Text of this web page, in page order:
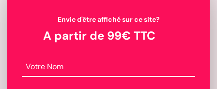
Envie d'être affiché sur ce site?
A partir de 99€ TTC